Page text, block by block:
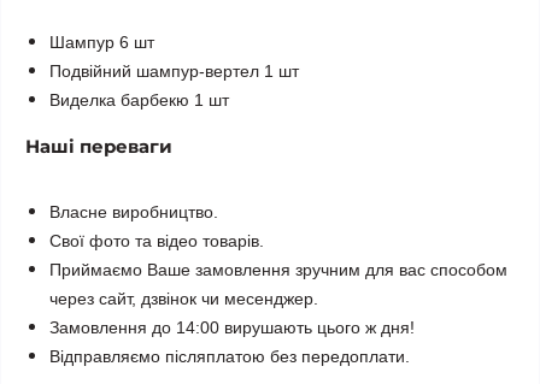
Шампур 6 шт
Подвійний шампур-вертел 1 шт
Виделка барбекю 1 шт
Наші переваги
Власне виробництво.
Свої фото та відео товарів.
Приймаємо Ваше замовлення зручним для вас способом
через сайт, дзвінок чи месенджер.
Замовлення до 14:00 вирушають цього ж дня!
Відправляємо післяплатою без передоплати.